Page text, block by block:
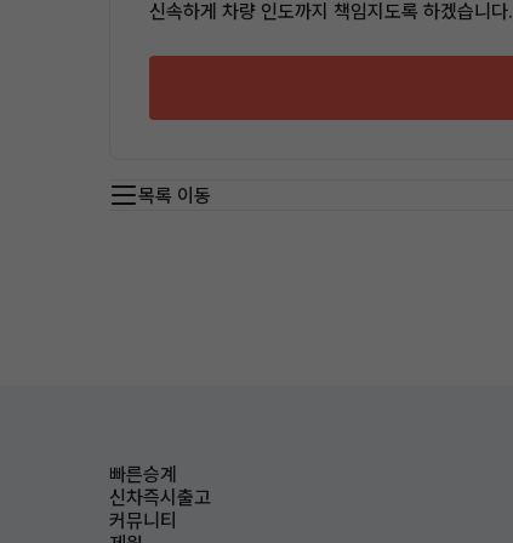
신속하게 차량 인도까지 책임지도록 하겠습니다.
목록 이동
빠른승계
신차즉시출고
커뮤니티